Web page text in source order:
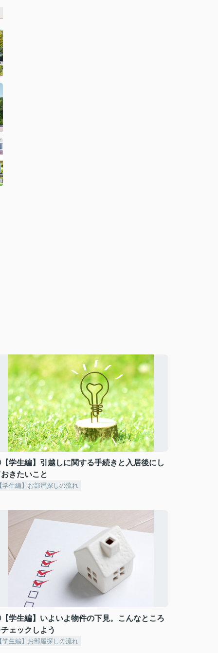
学生編】引越しに関する手続きと入居後にし
きたいこと
学生編】お部屋探しの流れ
学生編】いよいよ物件の下見。こんなところ
ェックしよう
学生編】お部屋探しの流れ